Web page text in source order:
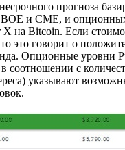
прогноза
и CME, и
на Bitcoin. Если
это говорит о
Опционные уровни
соотношении с
указывают